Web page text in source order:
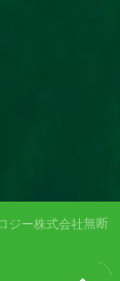
ジー株式会社無断
提供元: yinqingli.com